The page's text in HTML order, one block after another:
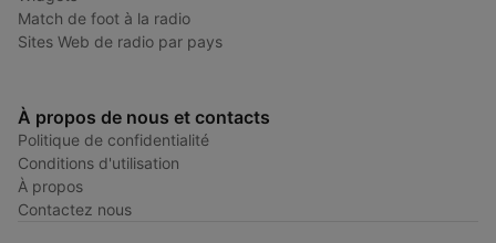
Match de foot à la radio
Sites Web de radio par pays
À propos de nous et contacts
Politique de confidentialité
Conditions d'utilisation
À propos
Contactez nous